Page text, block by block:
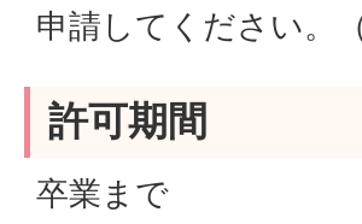
申請してください。
許可期間
卒業まで